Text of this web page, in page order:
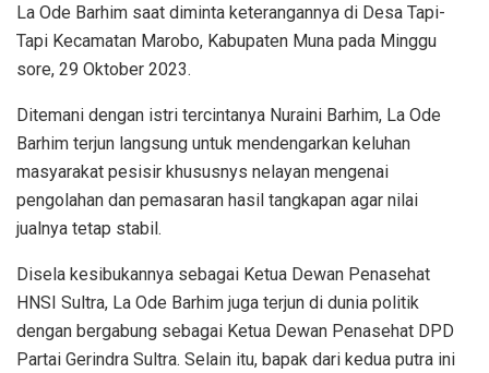
La Ode Barhim saat diminta keterangannya di Desa Tapi-
Tapi Kecamatan Marobo, Kabupaten Muna pada Minggu
sore, 29 Oktober 2023.
Ditemani dengan istri tercintanya Nuraini Barhim, La Ode
Barhim terjun langsung untuk mendengarkan keluhan
masyarakat pesisir khususnys nelayan mengenai
pengolahan dan pemasaran hasil tangkapan agar nilai
jualnya tetap stabil.
Disela kesibukannya sebagai Ketua Dewan Penasehat
HNSI Sultra, La Ode Barhim juga terjun di dunia politik
dengan bergabung sebagai Ketua Dewan Penasehat DPD
Partai Gerindra Sultra. Selain itu, bapak dari kedua putra ini